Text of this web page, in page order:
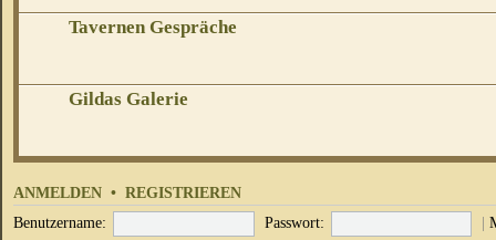
Tavernen Gespräche
Gildas Galerie
ANMELDEN • REGISTRIEREN
Benutzername: Passwort: |